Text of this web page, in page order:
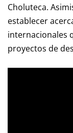
Choluteca.
establecer
internacionales
proyectos de